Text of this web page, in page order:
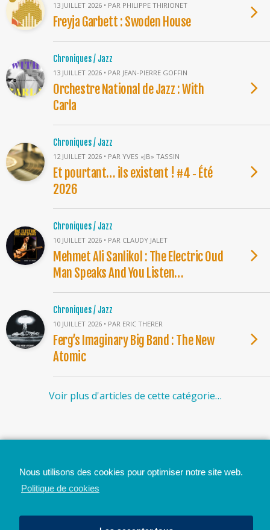
13 JUILLET 2026 • PAR PHILIPPE THIRIONET
Freyja Garbett : Swoden House
Chroniques / Jazz
13 JUILLET 2026 • PAR JEAN-PIERRE GOFFIN
Orchestre National de Jazz : With
Carla
Chroniques / Jazz
12 JUILLET 2026 • PAR YVES «JB» TASSIN
Et pourtant… ils existent ! #4 ‐ Été
2026
Chroniques / Jazz
10 JUILLET 2026 • PAR CLAUDY JALET
Mehmet Ali Sanlikol : The Electric Oud
Man Speaks And You Listen…
Chroniques / Jazz
10 JUILLET 2026 • PAR ERIC THERER
Ferg’s Imaginary Big Band : The New
Atomic
Voir plus d'articles de cette catégorie…
Nous utilisons des cookies pour optimiser notre site web.
Politique de cookies